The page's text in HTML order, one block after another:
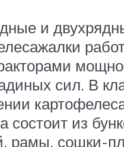
и
сил. В
состоит из
рамы, сошки-